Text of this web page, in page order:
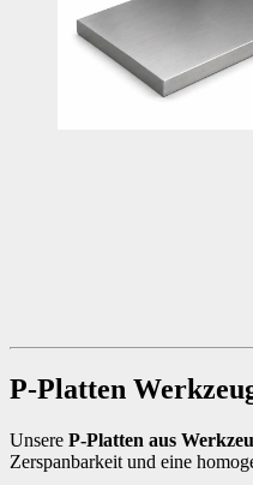
P-Platten
Unsere P-Platten aus
Zerspanbarkeit und eine